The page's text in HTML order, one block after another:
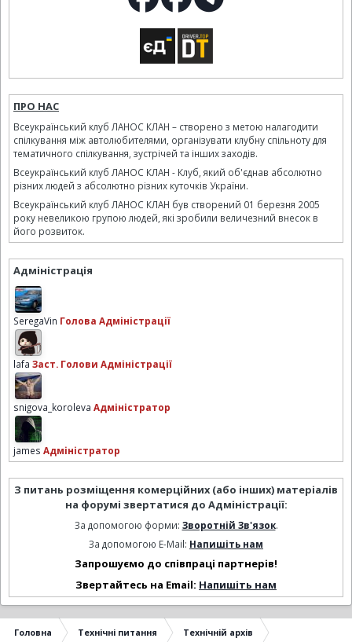
ПРО НАС
Всеукраїнський клуб ЛАНОС КЛАН – створено з метою налагодити
спілкування між автолюбителями, організувати клубну спільноту для
тематичного спілкування, зустрічей та інших заходів.
Всеукраїнський клуб ЛАНОС КЛАН - Клуб, який об'єднав абсолютно
різних людей з абсолютно різних куточків України.
Всеукраїнський клуб ЛАНОС КЛАН був створений 01 березня 2005
року невеликою групою людей, які зробили величезний внесок в
його розвиток.
Адміністрація
SeregaVin Голова Адміністрації
lafa Заст. Голови Адміністрації
snigova_koroleva Адміністратор
james Адміністратор
З питань розміщення комерційних (або інших) матеріалів
на форумі звертатися до Адміністрації:
За допомогою форми: Зворотній Зв'язок.
За допомогою E-Mail: Напишіть нам
Запрошуємо до співпраці партнерів!
Звертайтесь на Email: Напишіть нам
Головна Технічні питання Технічній архів